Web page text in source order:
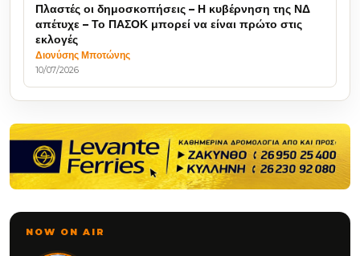
Πλαστές οι δημοσκοπήσεις – Η κυβέρνηση της ΝΔ
απέτυχε – Το ΠΑΣΟΚ μπορεί να είναι πρώτο στις
εκλογές
Διονύσης Μποτώνης
10/07/2026
NOW ON AIR